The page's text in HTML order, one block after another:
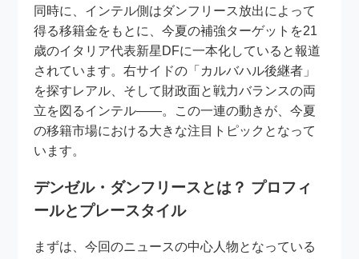
同時に、インテル側はダンフリース放出によって
得る移籍金をもとに、今夏の補強ターゲットを21
歳のイタリア代表新星DFに一本化していると報道
されています。右サイドの「カルバハル後継者」
を探すレアル、そして財政面と戦力バランスの両
立を図るインテル――。この一連の動きが、今夏
の移籍市場における大きな注目トピックとなって
います。
デンゼル・ダンフリースとは？ プロフィ
ールとプレースタイル
まずは、今回のニュースの中心人物となっている